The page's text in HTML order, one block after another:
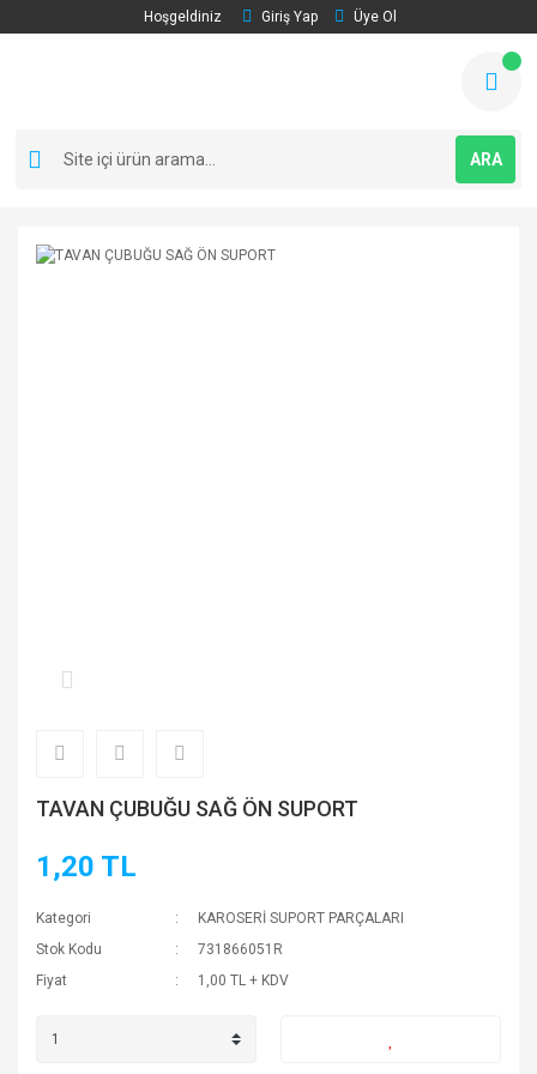
Hoşgeldiniz Giriş Yap Üye Ol
ARA
TAVAN ÇUBUĞU SAĞ ÖN SUPORT
1,20 TL
Kategori
KAROSERİ SUPORT PARÇALARI
Stok Kodu
731866051R
Fiyat
1,00 TL + KDV